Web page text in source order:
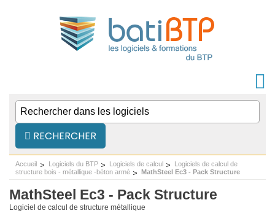
RECHERCHER
Accueil Logiciels du BTP Logiciels de calcul
Logiciels de calcul de
structure bois - métallique -béton armé
MathSteel Ec3 - Pack Structure
MathSteel Ec3 - Pack Structure
Logiciel de calcul de structure métallique